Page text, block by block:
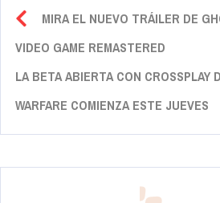
MIRA EL NUEVO TRÁILER DE
VIDEO GAME REMASTERED
LA BETA ABIERTA CON CROSSPLAY
WARFARE COMIENZA ESTE JUEVES